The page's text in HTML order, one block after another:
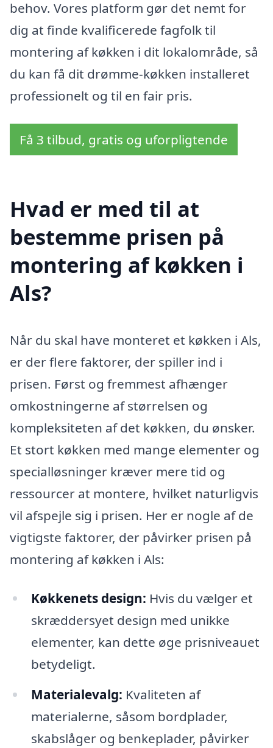
behov. Vores platform gør det nemt for
dig at finde kvalificerede fagfolk til
montering af køkken i dit lokalområde, så
du kan få dit drømme-køkken installeret
professionelt og til en fair pris.
Få 3 tilbud, gratis og uforpligtende
Hvad er med til at
bestemme prisen på
montering af køkken i
Als?
Når du skal have monteret et køkken i Als,
er der flere faktorer, der spiller ind i
prisen. Først og fremmest afhænger
omkostningerne af størrelsen og
kompleksiteten af det køkken, du ønsker.
Et stort køkken med mange elementer og
specialløsninger kræver mere tid og
ressourcer at montere, hvilket naturligvis
vil afspejle sig i prisen. Her er nogle af de
vigtigste faktorer, der påvirker prisen på
montering af køkken i Als:
Køkkenets design: Hvis du vælger et
skræddersyet design med unikke
elementer, kan dette øge prisniveauet
betydeligt.
Materialevalg: Kvaliteten af
materialerne, såsom bordplader,
skabslåger og benkeplader, påvirker